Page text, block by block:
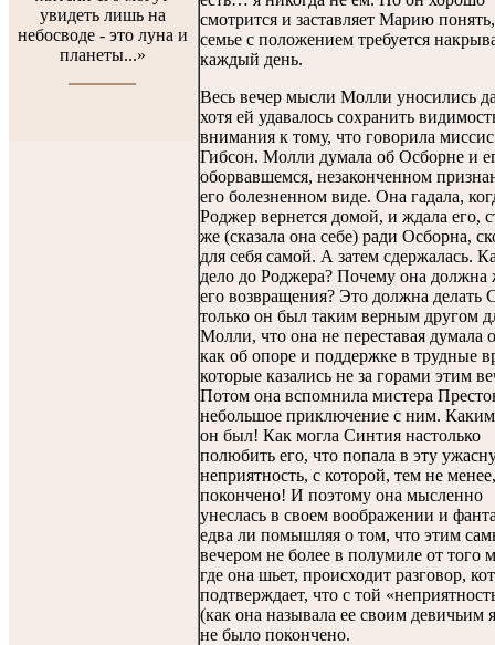
увидеть лишь на
небосводе - это луна и
планеты...»
смотрится и заставляет Марию
семье с положением требуется
каждый день.
Весь вечер мысли Молли уносились
хотя ей удавалось сохранить
внимания к тому, что говорила миссис
Гибсон. Молли думала об Осборне и
оборвавшемся, незаконченном
его болезненном виде. Она гадала,
Роджер вернется домой, и ждала его,
же (сказала она себе) ради Осборна,
для себя самой. А затем сдержалась.
дело до Роджера? Почему она должна
его возвращения? Это должна делать
только он был таким верным другом
Молли, что она не переставая думала
как об опоре и поддержке в трудные
которые казались не за горами этим
Потом она вспомнила мистера
небольшое приключение с ним.
он был! Как могла Синтия настолько
полюбить его, что попала в эту
неприятность, с которой, тем не
покончено! И поэтому она мысленно
унеслась в своем воображении и
едва ли помышляя о том, что этим
вечером не более в полумиле от того
где она шьет, происходит разговор,
подтверждает, что с той
(как она называла ее своим девичьим
не было покончено.